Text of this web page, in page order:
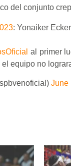
del conjunto
: Yonaiker
al primer
equipo no
June